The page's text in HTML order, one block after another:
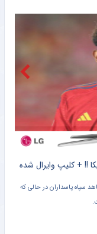
می‌روند؟
!! + کلیپ وایرال شده
سپاه پاسداران در حالی که